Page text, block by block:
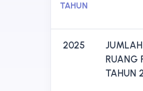
TAHUN
2025
RUANG
TAHUN